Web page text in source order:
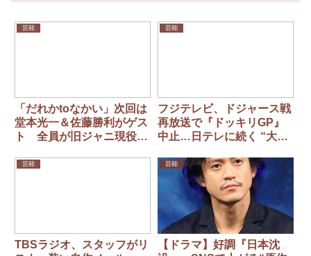
芸能
「だれかtoなかい」次回は
堂本光一＆佐藤勝利がゲス
ト 全員が旧ジャニ現役、
芸能
フジテレビ、ドジャース戦
再放送で『ドッキリGP』
中止…日テレに続く “大谷
ング (SmartFLASH)
芸能
TBSラジオ、スタッフがリ
芸能
【ドラマ】好調『日本沈